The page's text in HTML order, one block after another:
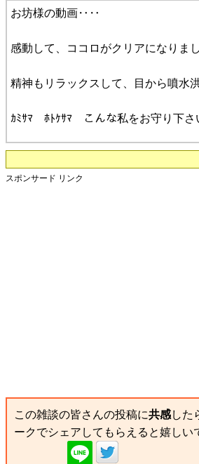
お坊様の動画‥‥
感動して、ココロがクリアになりまし
精神もリラックスして、目から噴水
ｶﾐｻﾏ ﾎﾄｹｻﾏ こんな私をお守り下
スポンサード リンク
この雑談の皆さんの投稿に共感した
ークでシェアしてもらえると嬉しい